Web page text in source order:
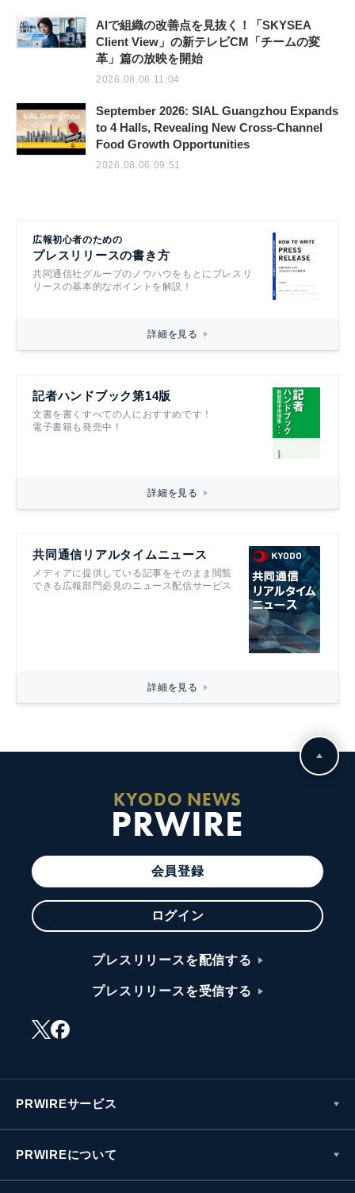
AIで組織の改善点を見抜く！「SKYSEA
Client View」の新テレビCM「チームの変
革」篇の放映を開始
2026.08.06 11:04
September 2026: SIAL Guangzhou Expands
to 4 Halls, Revealing New Cross-Channel
Food Growth Opportunities
2026.08.06 09:51
広報初心者のための
プレスリリースの書き方
共同通信社グループのノウハウをもとにプレスリ
リースの基本的なポイントを解説！
詳細を見る
記者ハンドブック第14版
文書を書くすべての人におすすめです！
電子書籍も発売中！
詳細を見る
共同通信リアルタイムニュース
メディアに提供している記事をそのまま閲覧
できる広報部門必見のニュース配信サービス
詳細を見る
KYODO NEWS
PRWIRE
会員登録
ログイン
プレスリリースを配信する
プレスリリースを受信する
PRWIREサービス
PRWIREについて